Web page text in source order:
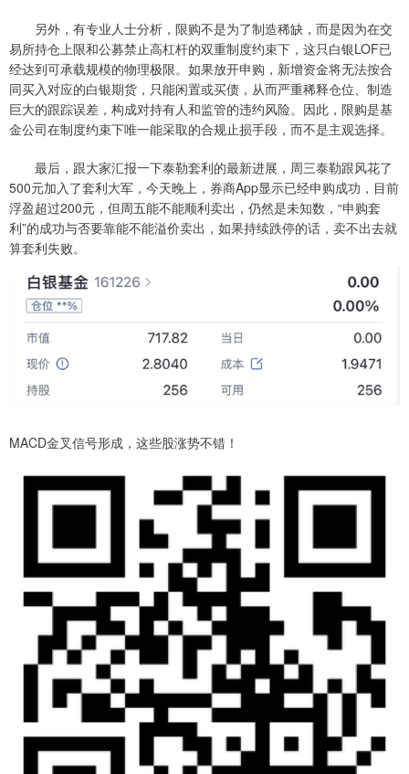
另外，有专业人士分析，限购不是为了制造稀缺，而是因为在交
易所持仓上限和公募禁止高杠杆的双重制度约束下，这只白银LOF已
经达到可承载规模的物理极限。如果放开申购，新增资金将无法按合
同买入对应的白银期货，只能闲置或买债，从而严重稀释仓位、制造
巨大的跟踪误差，构成对持有人和监管的违约风险。因此，限购是基
金公司在制度约束下唯一能采取的合规止损手段，而不是主观选择。
最后，跟大家汇报一下泰勒套利的最新进展，周三泰勒跟风花了
500元加入了套利大军，今天晚上，券商App显示已经申购成功，目前
浮盈超过200元，但周五能不能顺利卖出，仍然是未知数，“申购套
利”的成功与否要靠能不能溢价卖出，如果持续跌停的话，卖不出去就
算套利失败。
MACD金叉信号形成，这些股涨势不错！